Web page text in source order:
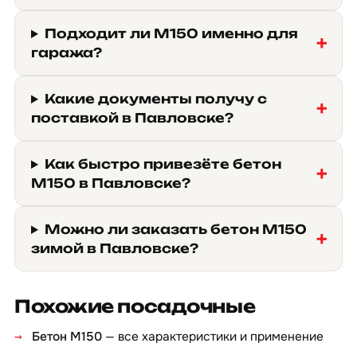
Подходит ли М150 именно для
гаража?
Какие документы получу с
поставкой в Павловске?
Как быстро привезёте бетон
М150 в Павловске?
Можно ли заказать бетон М150
зимой в Павловске?
Похожие посадочные
Бетон М150 — все характеристики и применение